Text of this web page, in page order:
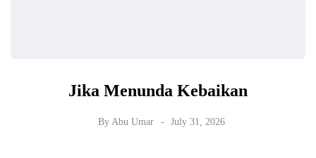
Jika Menunda Kebaikan
By Abu Umar July 31, 2026